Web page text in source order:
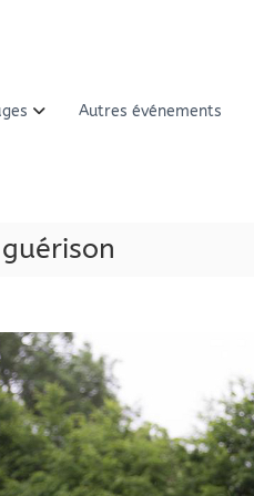
Autres événements